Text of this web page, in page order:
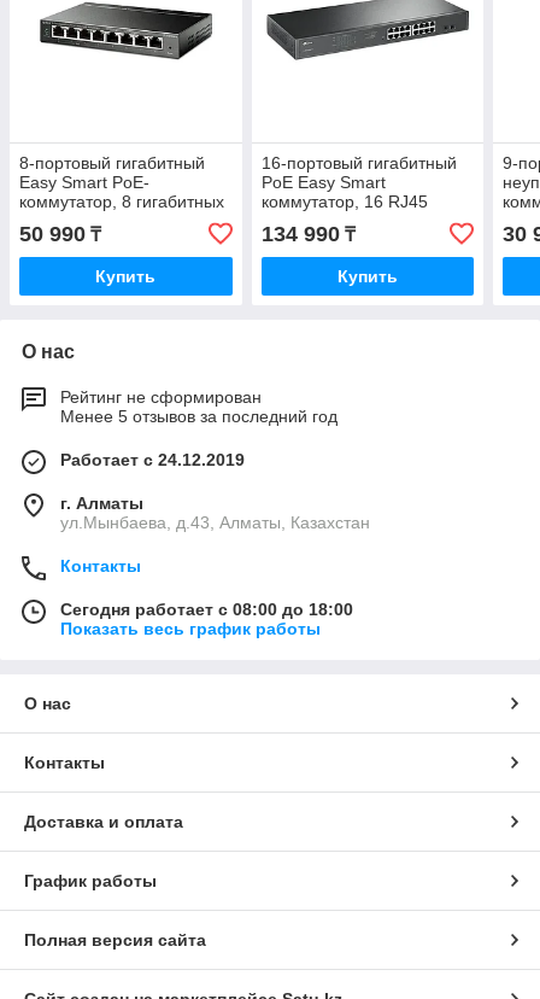
8-портовый гигабитный
Easy Smart PoE-
коммутатор, 8 гигабитных
портов RJ45, 4 порта с
поддержкой PoE,
поддержка
50 990 ₸
Купить
16-портовый гигабитный
PoE Easy Smart
коммутатор, 16 RJ45
портов 10/100/1000Мбит/
с, поддержка 802.3af/at
PoE
134 990₸
Купить
9-
30
О нас
Рейтинг не сформирован
Менее 5 отзывов за последний год
Работает с 24.12.2019
г. Алматы
ул.Мынбаева, д.43, Алматы, Казахстан
Контакты
Сегодня работает с 08:00 до 18:00
Показать весь график работы
О нас
Контакты
Доставка и оплата
График работы
Полная версия сайта